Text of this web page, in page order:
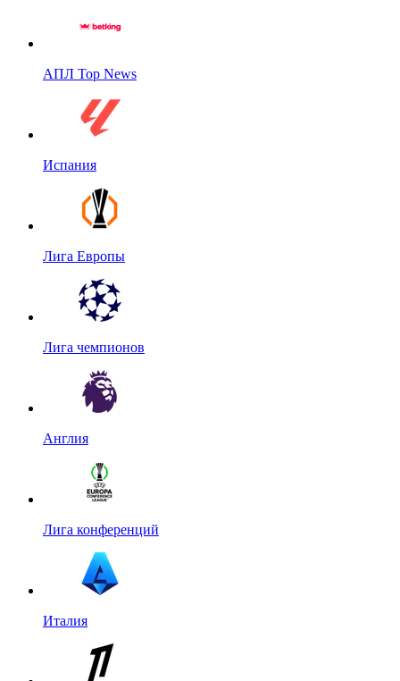
АПЛ Top News
Испания
Лига Европы
Лига чемпионов
Англия
Лига конференций
Италия